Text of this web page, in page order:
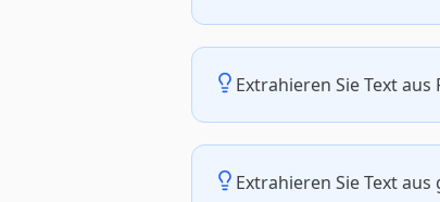
Extrahieren Sie Text
Extrahieren Sie Text